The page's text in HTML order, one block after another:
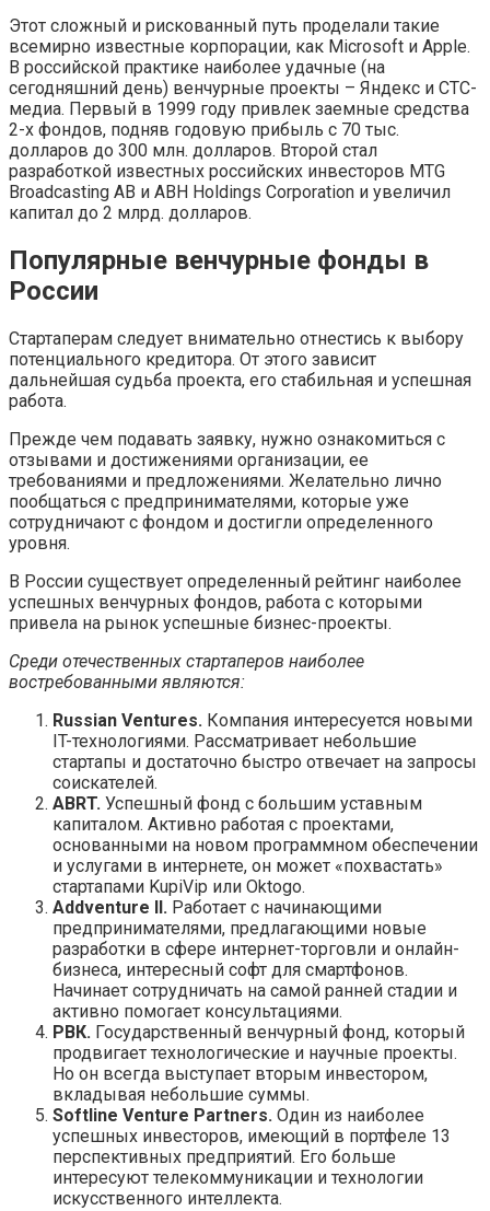
Этот сложный и рискованный путь проделали такие
всемирно известные корпорации, как Microsoft и Apple.
В российской практике наиболее удачные (на
сегодняшний день) венчурные проекты – Яндекс и СТС-
медиа. Первый в 1999 году привлек заемные средства
2-х фондов, подняв годовую прибыль с 70 тыс.
долларов до 300 млн. долларов. Второй стал
разработкой известных российских инвесторов MTG
Broadcasting AB и ABH Holdings Corporation и увеличил
капитал до 2 млрд. долларов.
Популярные венчурные фонды в
России
Стартаперам следует внимательно отнестись к выбору
потенциального кредитора. От этого зависит
дальнейшая судьба проекта, его стабильная и успешная
работа.
Прежде чем подавать заявку, нужно ознакомиться с
отзывами и достижениями организации, ее
требованиями и предложениями. Желательно лично
пообщаться с предпринимателями, которые уже
сотрудничают с фондом и достигли определенного
уровня.
В России существует определенный рейтинг наиболее
успешных венчурных фондов, работа с которыми
привела на рынок успешные бизнес-проекты.
Среди отечественных стартаперов наиболее
востребованными являются:
Russian Ventures. Компания интересуется новыми
IT-технологиями. Рассматривает небольшие
стартапы и достаточно быстро отвечает на запросы
соискателей.
ABRT. Успешный фонд с большим уставным
капиталом. Активно работая с проектами,
основанными на новом программном обеспечении
и услугами в интернете, он может «похвастать»
стартапами KupiVip или Oktogo.
Addventure II. Работает с начинающими
предпринимателями, предлагающими новые
разработки в сфере интернет-торговли и онлайн-
бизнеса, интересный софт для смартфонов.
Начинает сотрудничать на самой ранней стадии и
активно помогает консультациями.
РВК. Государственный венчурный фонд, который
продвигает технологические и научные проекты.
Но он всегда выступает вторым инвестором,
вкладывая небольшие суммы.
Softline Venture Partners. Один из наиболее
успешных инвесторов, имеющий в портфеле 13
перспективных предприятий. Его больше
интересуют телекоммуникации и технологии
искусственного интеллекта.